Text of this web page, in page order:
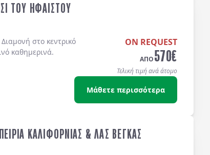
ΤΟΥ ΗΦΑΙΣΤΟΥ
στο κεντρικό
καθημερινά.
ON REQUEST
ΑΠΟ570€
Τελική τιμή ανά άτομο
Μάθετε περισσότερα
ΚΑΛΙΦΟΡΝΙΑΣ & ΛΑΣ ΒΕΓΚΑΣ